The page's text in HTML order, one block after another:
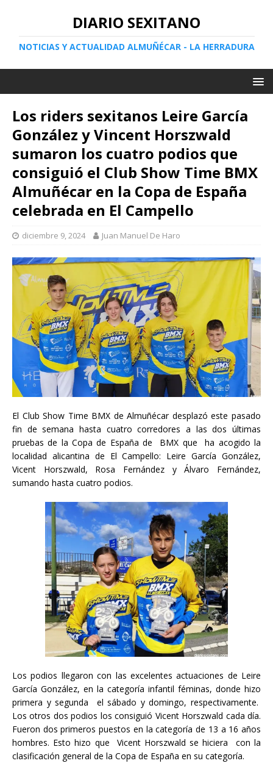
DIARIO SEXITANO
NOTICIAS Y ACTUALIDAD ALMUÑÉCAR - LA HERRADURA
Los riders sexitanos Leire García
González y Vincent Horszwald
sumaron los cuatro podios que
consiguió el Club Show Time BMX
Almuñécar en la Copa de España
celebrada en El Campello
diciembre 9, 2024 Juan Manuel De Haro
El Club Show Time BMX de Almuñécar desplazó este pasado
fin de semana hasta cuatro corredores a las dos últimas
pruebas de la Copa de España de BMX que ha acogido la
localidad alicantina de El Campello: Leire García González,
Vicent Horszwald, Rosa Fernández y Álvaro Fernández,
sumando hasta cuatro podios.
Los podios llegaron con las excelentes actuaciones de Leire
García González, en la categoría infantil féminas, donde hizo
primera y segunda el sábado y domingo, respectivamente.
Los otros dos podios los consiguió Vicent Horszwald cada día.
Fueron dos primeros puestos en la categoría de 13 a 16 años
hombres. Esto hizo que Vicent Horszwald se hiciera con la
clasificación general de la Copa de España en su categoría.